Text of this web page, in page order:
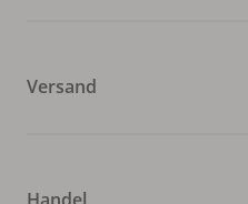
Versand
Handel